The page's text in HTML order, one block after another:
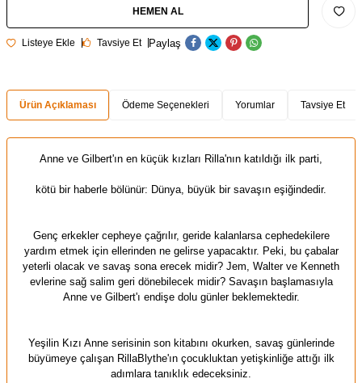
HEMEN AL
Listeye Ekle Tavsiye Et Paylaş
Ürün Açıklaması Ödeme Seçenekleri Yorumlar Tavsiye Et
Anne ve Gilbert'ın en küçük kızları Rilla'nın katıldığı ilk parti,
kötü bir haberle bölünür: Dünya, büyük bir savaşın eşiğindedir.
Genç erkekler cepheye çağrılır, geride kalanlarsa cephedekilere
yardım etmek için ellerinden ne gelirse yapacaktır. Peki, bu çabalar
yeterli olacak ve savaş sona erecek midir? Jem, Walter ve Kenneth
evlerine sağ salim geri dönebilecek midir? Savaşın başlamasıyla
Anne ve Gilbert'ı endişe dolu günler beklemektedir.
Yeşilin Kızı Anne serisinin son kitabını okurken, savaş günlerinde
büyümeye çalışan RillaBlythe'ın çocukluktan yetişkinliğe attığı ilk
adımlara tanıklık edeceksiniz.